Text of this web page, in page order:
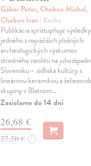
Gábor Peter, Cheben Michal,
Cheben Ivan | Kniha
Publikácia sprístupňuje výsledky
jedného z najväčších plošných
archeologických výskumov
stredného neolitu na
Slovensku – sídliska kultúry s
lineárnou keramikou a
skupiny v Blatnom…
Zasielame do 14 dní
26,68 €
27,50 € ?